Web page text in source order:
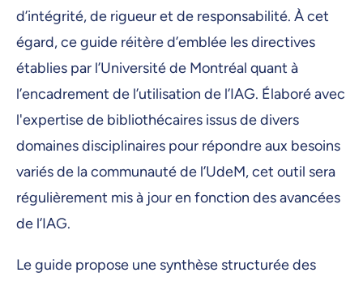
d’intégrité, de rigueur et de responsabilité. À cet
égard, ce guide réitère d’emblée les directives
établies par l’Université de Montréal quant à
l’encadrement de l’utilisation de l’IAG. Élaboré avec
l'expertise de bibliothécaires issus de divers
domaines disciplinaires pour répondre aux besoins
variés de la communauté de l’UdeM, cet outil sera
régulièrement mis à jour en fonction des avancées
de l’IAG.
Le guide propose une synthèse structurée des